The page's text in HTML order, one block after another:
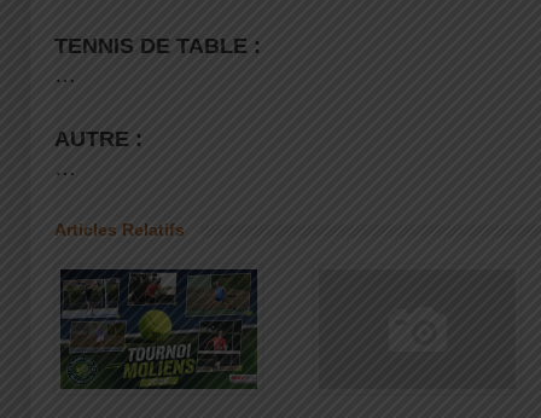
TENNIS DE TABLE :
…
AUTRE :
…
Articles Relatifs